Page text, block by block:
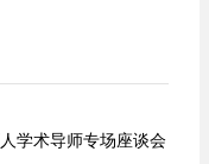
学术导师专场座谈会